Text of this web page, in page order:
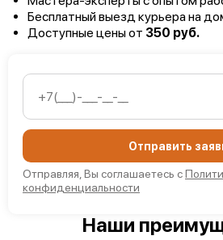
Бесплатный выезд курьера на
Доступные цены от 350 руб.
Отправить
Отправляя, Вы соглашаетесь с
конфиденциальности
Наши